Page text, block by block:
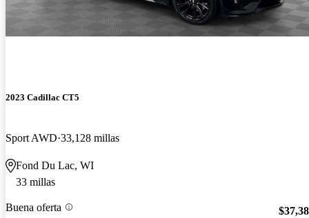
2023 Cadillac CT5
Sport AWD 33,128 millas
Fond Du Lac, WI
33 millas
Buena oferta